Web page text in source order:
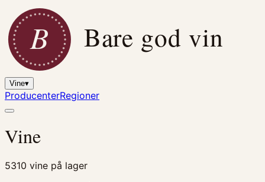
B Bare god vin
Vine▾
ProducenterRegioner
Vine
5310 vine på lager